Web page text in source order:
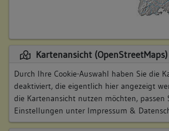
Kartenansicht (OpenStreetMaps)
Durch Ihre Cookie-Auswahl haben Sie die
deaktiviert, die eigentlich hier angezeigt
die Kartenansicht nutzen möchten, passen
Einstellungen unter Impressum &